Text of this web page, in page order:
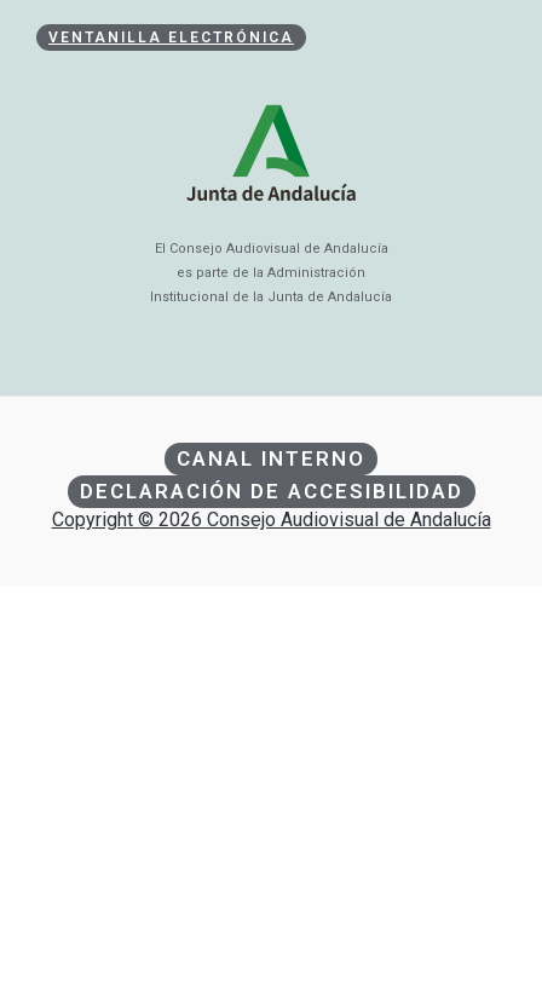
VENTANILLA ELECTRÓNICA
El Consejo Audiovisual de Andalucía
es parte de la Administración
Institucional de la Junta de Andalucía
CANAL INTERNO
DECLARACIÓN DE ACCESIBILIDAD
Copyright © 2026 Consejo Audiovisual de Andalucía